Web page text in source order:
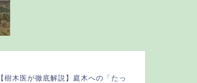
【樹木医が徹底解説】庭木への「たっ